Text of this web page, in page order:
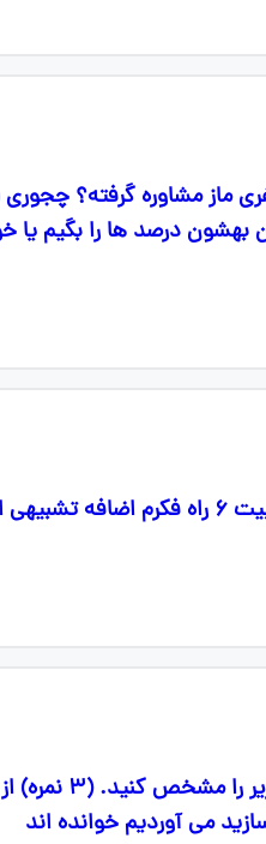
ماز مشاوره گرفته؟
بهشون درصد ها را بگیم یا
نوع، شخص و
می آوردیم خوانده اند